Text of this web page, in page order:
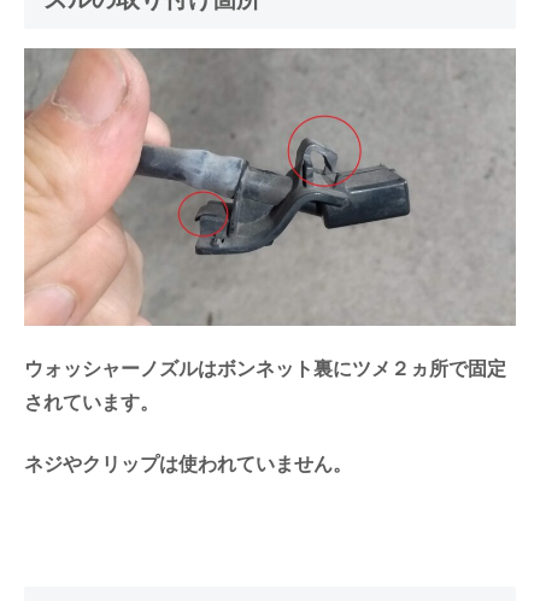
ウォッシャーノズルはボンネット裏にツメ２ヵ所で固定
されています。
ネジやクリップは使われていません。